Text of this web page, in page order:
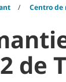
Centro de
de